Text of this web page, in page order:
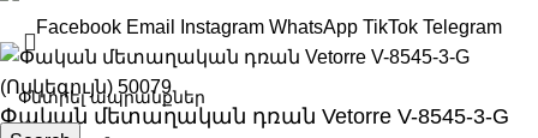
Facebook Email Instagram WhatsApp TikTok Telegram
Փական մետաղական դռան Vetorre V-8545-3-G